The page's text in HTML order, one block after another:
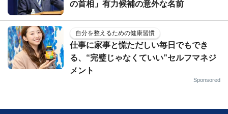
の首相」有力候補の意外な名前
自分を整えるための健康習慣
仕事に家事と慌ただしい毎日でもでき
る、“完璧じゃなくていい”セルフマネジ
メント
Sponsored